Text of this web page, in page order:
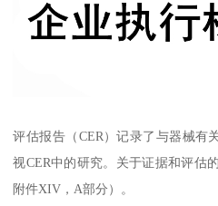
评估报告（CER）记录了与器械有
视CER中的研究。关于证据和评估
附件XIV，A部分）。